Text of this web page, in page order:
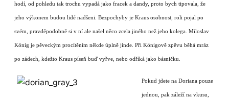
hodí, od pohledu tak trochu vypadá jako fracek a dandy, proto bych tipovala, že
jeho výkonem budou lidé nadšeni. Bezpochyby je Kraus osobnost, roli pojal po
svém, pravděpodobně si v ní ale našel něco zcela jiného než jeho kolega. Miloslav
König je pěveckým procítěním někde úplně jinde. Při Königově zpěvu běhá mráz
po zádech, kdežto Kraus píseň buď vyřve, nebo odříká jako básničku.
Pokud jdete na Doriana pouze
jednou, pak záleží na vkusu,